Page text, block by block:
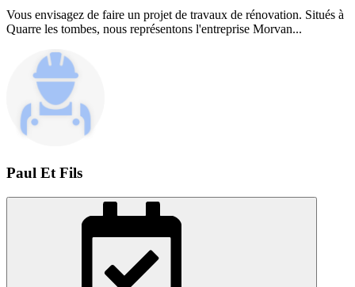
Vous envisagez de faire un projet de travaux de rénovation. Situés à
Quarre les tombes, nous représentons l'entreprise Morvan...
Paul Et Fils